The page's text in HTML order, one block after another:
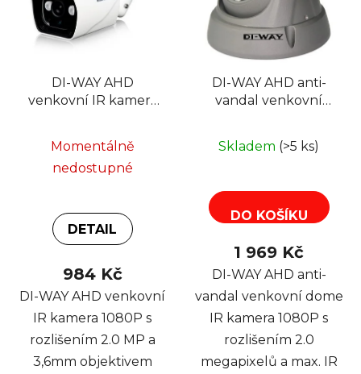
DI-WAY AHD
venkovní IR kamera
Momentálně
nedostupné
DETAIL
984 Kč
DI-WAY AHD venkovní
IR kamera 1080P s
rozlišením 2.0 MP a
3,6mm objektivem
DI-WAY AHD anti-
vandal venkovní
Skladem (>5 ks)
DO KOŠÍKU
1 969 Kč
DI-WAY AHD anti-
vandal venkovní dome
IR kamera 1080P s
rozlišením 2.0
megapixelů a max. IR